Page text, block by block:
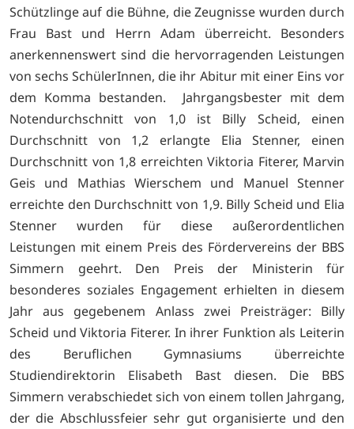
Schützlinge auf die Bühne, die Zeugnisse wurden durch
Frau Bast und Herrn Adam überreicht. Besonders
anerkennenswert sind die hervorragenden Leistungen
von sechs SchülerInnen, die ihr Abitur mit einer Eins vor
dem Komma bestanden. Jahrgangsbester mit dem
Notendurchschnitt von 1,0 ist Billy Scheid, einen
Durchschnitt von 1,2 erlangte Elia Stenner, einen
Durchschnitt von 1,8 erreichten Viktoria Fiterer, Marvin
Geis und Mathias Wierschem und Manuel Stenner
erreichte den Durchschnitt von 1,9. Billy Scheid und Elia
Stenner wurden für diese außerordentlichen
Leistungen mit einem Preis des Fördervereins der BBS
Simmern geehrt. Den Preis der Ministerin für
besonderes soziales Engagement erhielten in diesem
Jahr aus gegebenem Anlass zwei Preisträger: Billy
Scheid und Viktoria Fiterer. In ihrer Funktion als Leiterin
des Beruflichen Gymnasiums überreichte
Studiendirektorin Elisabeth Bast diesen. Die BBS
Simmern verabschiedet sich von einem tollen Jahrgang,
der die Abschlussfeier sehr gut organisierte und den